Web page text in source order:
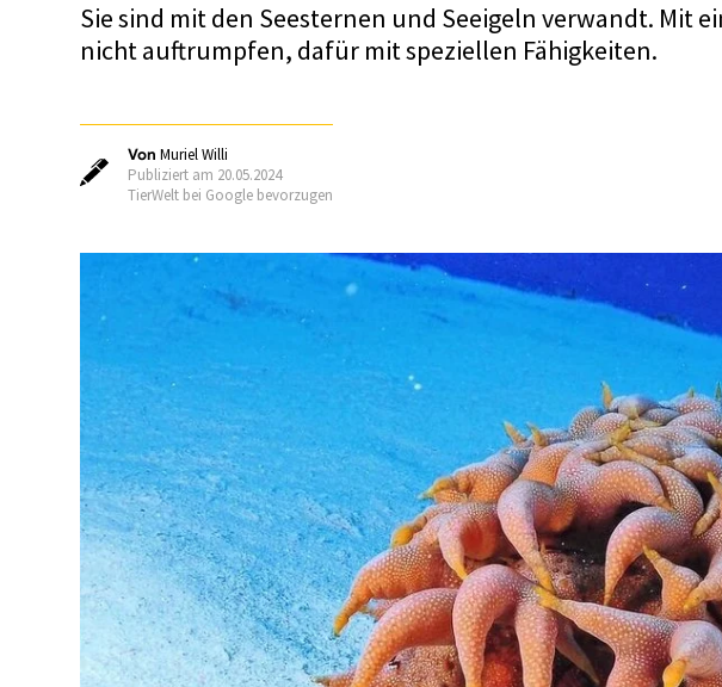
Sie sind mit den Seesternen und Seeigeln verwandt. Mit
nicht auftrumpfen, dafür mit speziellen Fähigkeiten.
VonMuriel Willi
Publiziert am 20.05.2024
TierWelt bei Google bevorzugen